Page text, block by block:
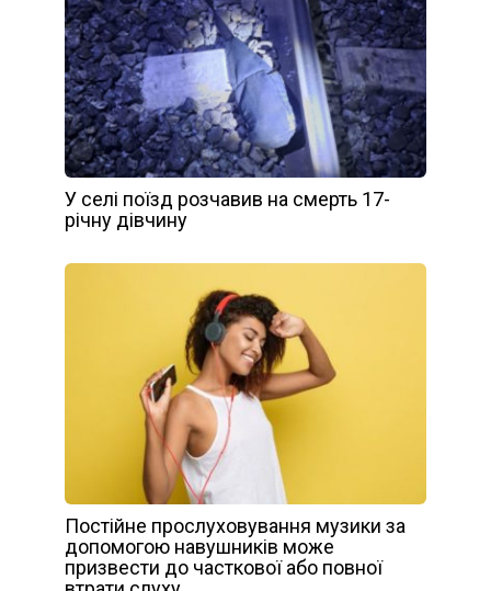
У селі поїзд розчавив на смерть 17-
річну дівчину
Постійне прослуховування музики за
допомогою навушників може
призвести до часткової або повної